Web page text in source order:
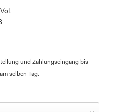
und Zahlungseingang bis
selben Tag.